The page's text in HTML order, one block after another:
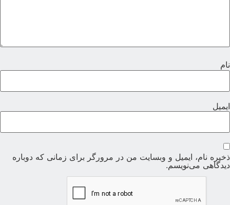
نام
ایمیل
ذخیره نام، ایمیل و وبسایت من در مرورگر برای زمانی که دوباره
دیدگاهی می‌نویسم.